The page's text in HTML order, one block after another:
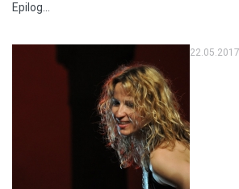
Epilog…
22.05.2017